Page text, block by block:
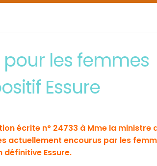
les femmes
Essure
écrite n° 24733 à Mme la ministre
actuellement encourus par les
Essure.